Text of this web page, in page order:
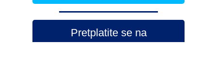
Pretplatite se na